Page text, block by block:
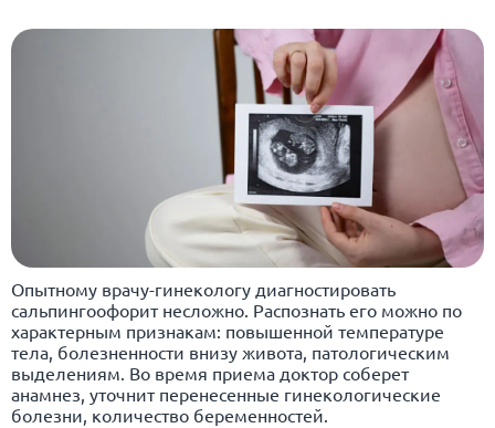
Опытному врачу-гинекологу диагностировать
сальпингоофорит несложно. Распознать его можно по
характерным признакам: повышенной температуре
тела, болезненности внизу живота, патологическим
выделениям. Во время приема доктор соберет
анамнез, уточнит перенесенные гинекологические
болезни, количество беременностей.